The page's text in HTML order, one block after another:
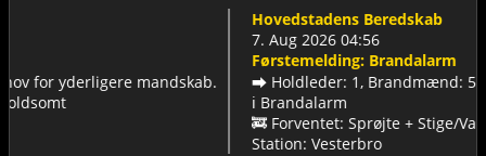
mandskab.
Hovedstadens Beredskab
7. Aug 2026 04:56
Førstemelding: Brandalarm
➡️ Holdleder: 1, Brandmænd: 5 (Måske
ℹ️ Brandalarm
🚒 Forventet: Sprøjte + Stige/Vandtank
Station: Vesterbro